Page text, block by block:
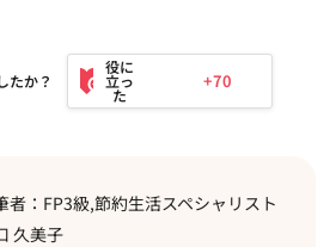
たか？ +70
者：FP3級,節約生活スペシャリスト
久美子